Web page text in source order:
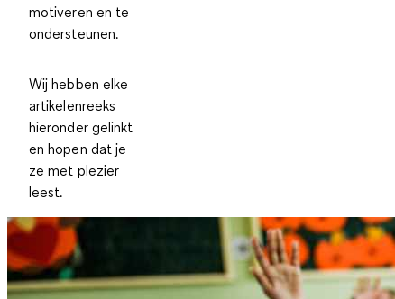
motiveren en te
ondersteunen.
Wij hebben elke
artikelenreeks
hieronder gelinkt
en hopen dat je
ze met plezier
leest.